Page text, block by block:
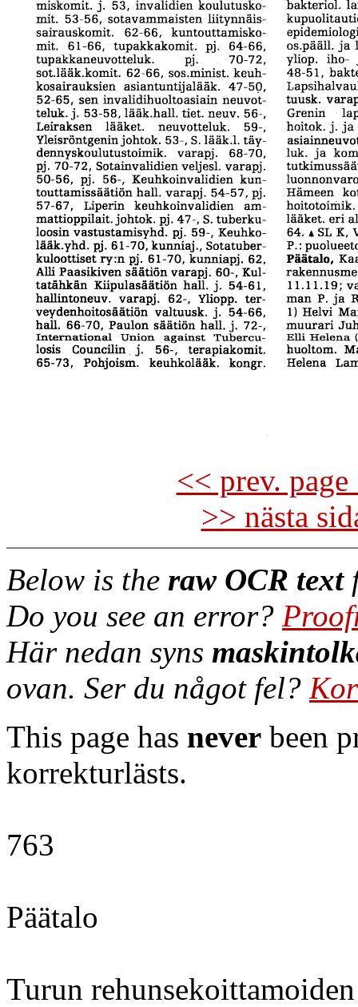
<< prev.
>> nästa
Below is the raw OCR text
Do you see an error?
Här nedan syns
ovan. Ser du något fel?
This page has never been
korrekturlästs.
763
Päätalo
Turun rehunsekoittamoiden